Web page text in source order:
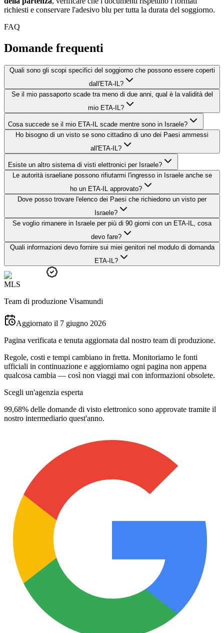
richiesti e conservare l'adesivo blu per tutta la durata del soggiorno.
FAQ
Domande frequenti
Quali sono gli scopi specifici del soggiorno che possono essere coperti
dall'ETA-IL?
Se il mio passaporto scade tra meno di due anni, qual è la validità del
mio ETA-IL?
Cosa succede se il mio ETA-IL scade mentre sono in Israele?
Ho bisogno di un visto se sono cittadino di uno dei Paesi ammessi
all'ETA-IL?
Esiste un altro sistema di visti elettronici per Israele?
Le autorità israeliane possono rifiutarmi l'ingresso in Israele anche se
ho un ETA-IL approvato?
Dove posso trovare l'elenco dei Paesi che richiedono un visto per
Israele?
Se voglio rimanere in Israele per più di 90 giorni con un ETA-IL, cosa
devo fare?
Quali informazioni devo fornire sui miei genitori nel modulo di domanda
ETA-IL?
MLS
Team di produzione Visamundi
Aggiornato il 7 giugno 2026
Pagina verificata e tenuta aggiornata dal nostro team di produzione.
Regole, costi e tempi cambiano in fretta. Monitoriamo le fonti
ufficiali in continuazione e aggiorniamo ogni pagina non appena
qualcosa cambia — così non viaggi mai con informazioni obsolete.
Scegli un'agenzia esperta
99,68% delle domande di visto elettronico sono approvate tramite il
nostro intermediario quest'anno.